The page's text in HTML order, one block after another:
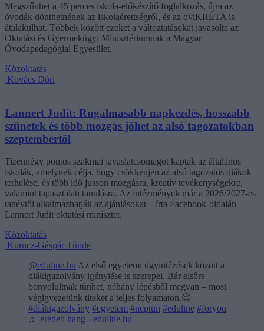
Megszűnhet a 45 perces iskola-előkészítő foglalkozás, újra az
óvodák dönthetnének az iskolaérettségről, és az oviKRÉTA is
átalakulhat. Többek között ezeket a változtatásokat javasolta az
Oktatási és Gyermekügyi Minisztériumnak a Magyar
Óvodapedagógiai Egyesület.
Közoktatás
Kovács Dóri
Lannert Judit: Rugalmasabb napkezdés, hosszabb
szünetek és több mozgás jöhet az alsó tagozatokban
szeptembertől
Tizennégy pontos szakmai javaslatcsomagot kaptak az általános
iskolák, amelynek célja, hogy csökkenjen az alsó tagozatos diákok
terhelése, és több idő jusson mozgásra, kreatív tevékenységekre,
valamint tapasztalati tanulásra. Az intézmények már a 2026/2027-es
tanévtől alkalmazhatják az ajánlásokat – írta Facebook-oldalán
Lannert Judit oktatási miniszter.
Közoktatás
Kurucz-Gáspár Tünde
@eduline.hu Az első egyetemi ügyintézések között a
diákigazolvány igénylése is szerepel. Bár elsőre
bonyolultnak tűnhet, néhány lépésből megvan – most
végigvezetünk titeket a teljes folyamaton.😉
#diákigazolvány #egyetem #neptun #eduline #foryou
♬ eredeti hang - eduline.hu